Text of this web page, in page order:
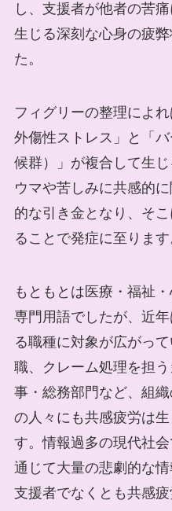
し、支援者が他者の苦
生じる深刻な心身の疲
た。
フィグリーの整理によ
外傷性ストレス」と「
候群）」が複合して生
ウマや苦しみに共感的
的な引き金となり、そ
ることで発症に至ります
もともとは医療・福祉
専門用語でしたが、近
る職種に対象が広がっ
職、クレーム処理を担
事・総務部門など、組
の人々にも共感疲労は
す。情報過多の現代社
通じて大量の悲劇的な情
支援者でなくとも共感